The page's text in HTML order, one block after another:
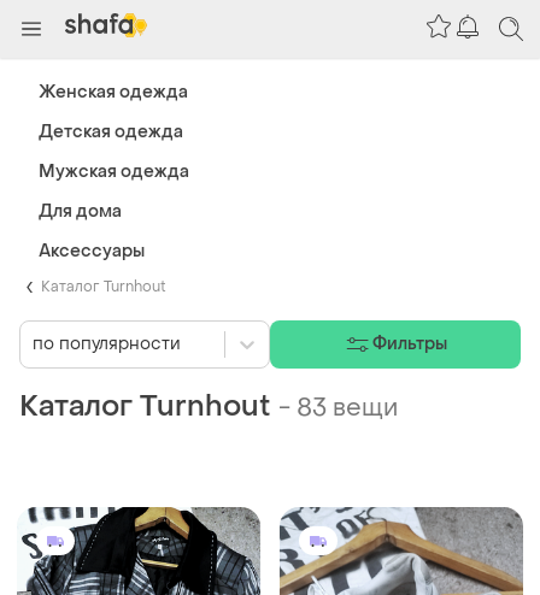
Каталог Turnhout
Каталог Turnhout - 83 вещи
по популярности Фильтры
Женская одежда
Детская одежда
Мужская одежда
Для дома
Аксессуары